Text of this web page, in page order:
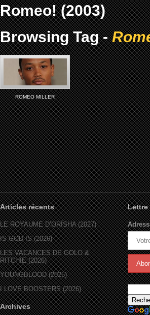
Romeo! (2003)
Browsing Tag -
ROMEO MILLER
Articles récents
LE ROYAUME D’ORÏSHA (2027)
IS GOD IS (2026)
LES VACANCES DE GOLO &
RITCHIE (2026)
YOUNGBLOOD (2025)
I LOVE BOOSTERS (2026)
Archives
Lettre